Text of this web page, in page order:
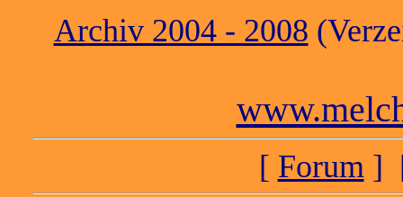
Archiv 2004 - 2008
[ Forum]